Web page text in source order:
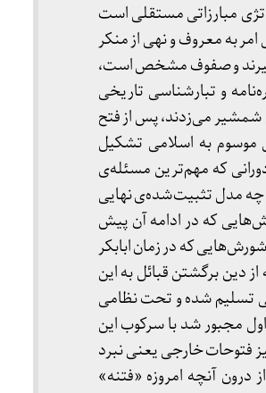
مبارزاتی مستقلی است
به معروف و نهی از منکر
و صفوف مشخص است،
و تبارشناسی تاریخی
شمشیر می‌زدند، پس از فتح
موسوم به اسلامی تشکیل
که مهم‌ترین مسئله‌ی
چه مدل تثبیت‌شده‌ی نهایی
که در ادامه آن پیش
که در زمان ابابکر
دین برگشتن قبائل به این
تسلیم شده و تحت نظامی
مجبور شد با سرکوب این‌
فتوحات خارجی یعنی نبرد
آنچه امروزه «فتنه»